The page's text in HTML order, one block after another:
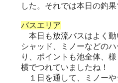
した。それでは本日の釣果
バスエリア
本日も放流バスはよく動
シャッド、ミノーなどの
り、ポイントも池全体、
横でつれていましたね！
１日を通して、ミノーや